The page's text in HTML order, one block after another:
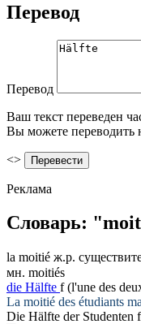
Перевод
Перевод
Ваш текст переведен
Вы можете переводить
<>
Реклама
Словарь:
la moitié ж.р.
мн. moitiés
die Hälfte f (l'une des
La moitié des étudiants
Die Hälfte der Studenten